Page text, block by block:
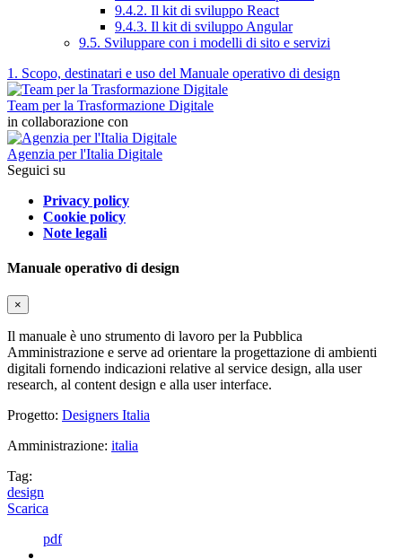
9.4.2. Il kit di sviluppo React
9.4.3. Il kit di sviluppo Angular
9.5. Sviluppare con i modelli di sito e servizi
1. Scopo, destinatari e uso del Manuale operativo di design
Team per la Trasformazione Digitale
in collaborazione con
Agenzia per l'Italia Digitale
Seguici su
Privacy policy
Cookie policy
Note legali
Manuale operativo di design
×
Il manuale è uno strumento di lavoro per la Pubblica
Amministrazione e serve ad orientare la progettazione di ambienti
digitali fornendo indicazioni relative al service design, alla user
research, al content design e alla user interface.
Progetto: Designers Italia
Amministrazione: italia
Tag:
design
Scarica
pdf